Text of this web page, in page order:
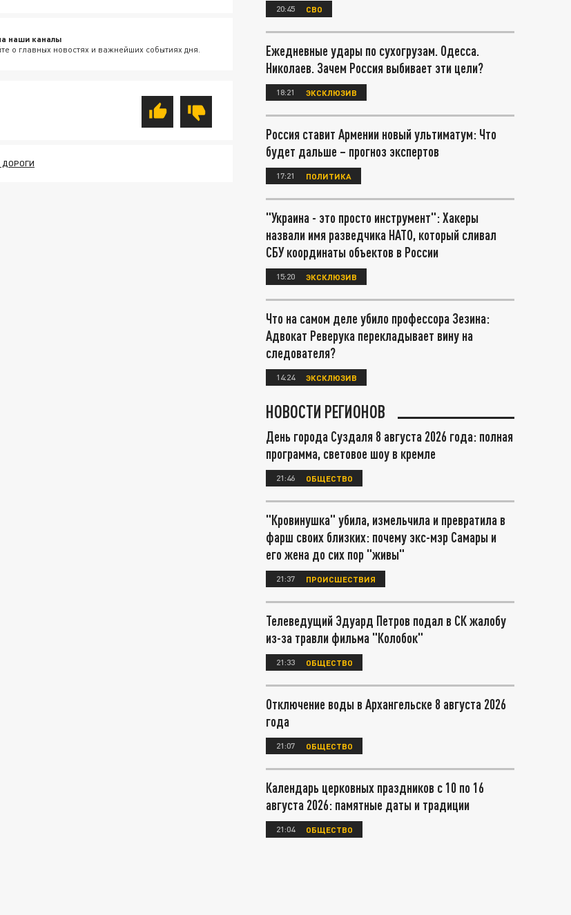
наши каналы
о главных новостях и важнейших событиях дня.
20:45 СВО
Ежедневные удары по сухогрузам. Одесса.
Николаев. Зачем Россия выбивает эти цели?
18:21 ЭКСКЛЮЗИВ
Россия ставит Армении новый ультиматум: Что
будет дальше – прогноз экспертов
17:21 ПОЛИТИКА
"Украина - это просто инструмент": Хакеры
назвали имя разведчика НАТО, который сливал
СБУ координаты объектов в России
15:20 ЭКСКЛЮЗИВ
Что на самом деле убило профессора Зезина:
Адвокат Реверука перекладывает вину на
следователя?
14:24 ЭКСКЛЮЗИВ
НОВОСТИ РЕГИОНОВ
День города Суздаля 8 августа 2026 года: полная
программа, световое шоу в кремле
21:46 ОБЩЕСТВО
"Кровинушка" убила, измельчила и превратила в
фарш своих близких: почему экс-мэр Самары и
его жена до сих пор "живы"
21:37 ПРОИСШЕСТВИЯ
Телеведущий Эдуард Петров подал в СК жалобу
из-за травли фильма "Колобок"
21:33 ОБЩЕСТВО
Отключение воды в Архангельске 8 августа 2026
года
21:07 ОБЩЕСТВО
Календарь церковных праздников с 10 по 16
августа 2026: памятные даты и традиции
21:04 ОБЩЕСТВО